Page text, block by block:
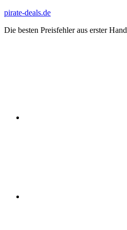
Zum
springen
pirate-deals.de
Die besten Preisfehler aus erster Hand